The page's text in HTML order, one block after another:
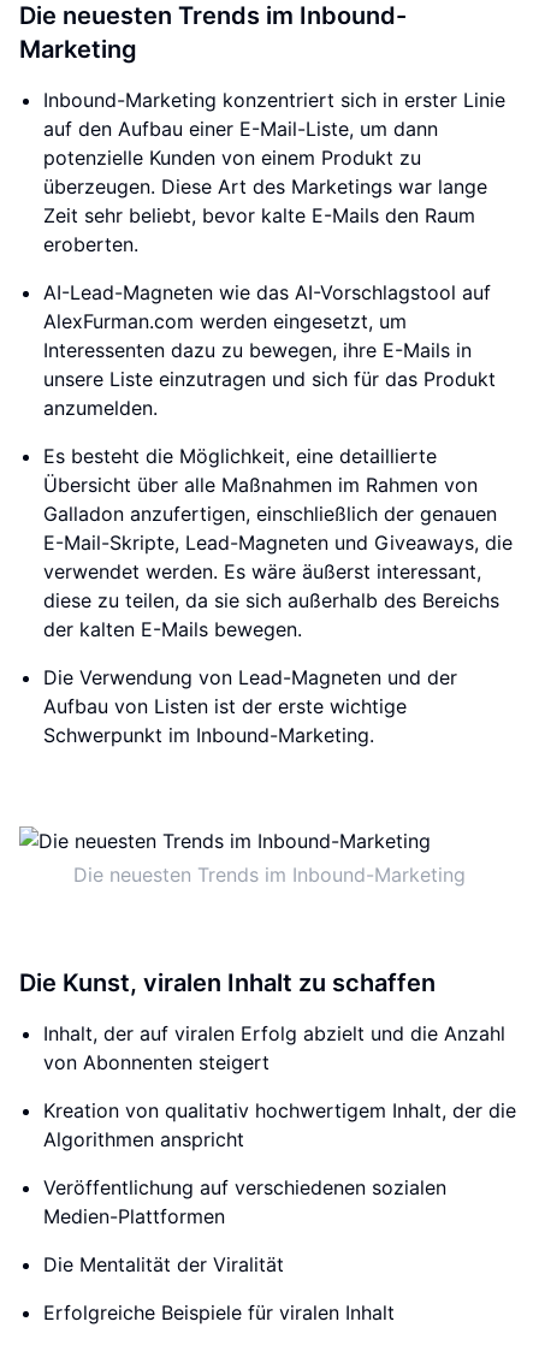
Die neuesten Trends im Inbound-
Marketing
Inbound-Marketing konzentriert sich in erster Linie
auf den Aufbau einer E-Mail-Liste, um dann
potenzielle Kunden von einem Produkt zu
überzeugen. Diese Art des Marketings war lange
Zeit sehr beliebt, bevor kalte E-Mails den Raum
eroberten.
AI-Lead-Magneten wie das AI-Vorschlagstool auf
AlexFurman.com werden eingesetzt, um
Interessenten dazu zu bewegen, ihre E-Mails in
unsere Liste einzutragen und sich für das Produkt
anzumelden.
Es besteht die Möglichkeit, eine detaillierte
Übersicht über alle Maßnahmen im Rahmen von
Galladon anzufertigen, einschließlich der genauen
E-Mail-Skripte, Lead-Magneten und Giveaways, die
verwendet werden. Es wäre äußerst interessant,
diese zu teilen, da sie sich außerhalb des Bereichs
der kalten E-Mails bewegen.
Die Verwendung von Lead-Magneten und der
Aufbau von Listen ist der erste wichtige
Schwerpunkt im Inbound-Marketing.
Die neuesten Trends im Inbound-Marketing
Die Kunst, viralen Inhalt zu schaffen
Inhalt, der auf viralen Erfolg abzielt und die Anzahl
von Abonnenten steigert
Kreation von qualitativ hochwertigem Inhalt, der die
Algorithmen anspricht
Veröffentlichung auf verschiedenen sozialen
Medien-Plattformen
Die Mentalität der Viralität
Erfolgreiche Beispiele für viralen Inhalt